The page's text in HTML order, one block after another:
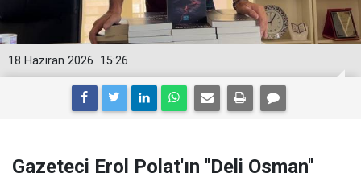
15:26
18 Haziran 2026
Gazeteci Erol Polat'ın ''Deli Osman''